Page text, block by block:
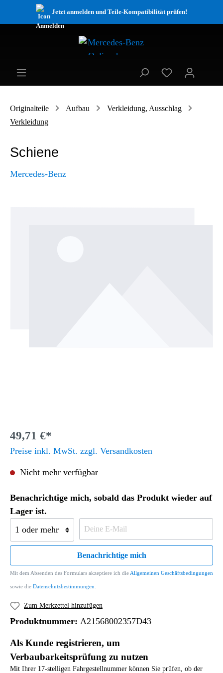
Jetzt anmelden und Teile-Kompatibilität prüfen!
Originalteile Aufbau
Verkleidung, Ausschlag
Verkleidung
Schiene
Mercedes-Benz
49,71 €*
Preise inkl. MwSt. zzgl. Versandkosten
Nicht mehr verfügbar
Benachrichtige mich, sobald das Produkt wieder auf
Lager ist.
Benachrichtige mich
Mit dem Absenden des Formulars akzeptiere ich die Allgemeinen Geschäftsbedingungen
sowie die Datenschutzbestimmungen
Zum Merkzettel hinzufügen
Produktnummer: A21568002357D43
Als Kunde registrieren, um
Verbaubarkeitsprüfung zu nutzen
Mit Ihrer 17-stelligen Fahrgestellnummer können Sie prüfen, ob der